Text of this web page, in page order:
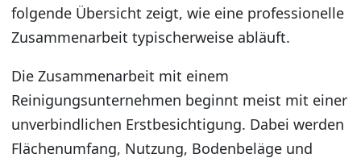
folgende Übersicht zeigt, wie eine professionelle
Zusammenarbeit typischerweise abläuft.
Die Zusammenarbeit mit einem
Reinigungsunternehmen beginnt meist mit einer
unverbindlichen Erstbesichtigung. Dabei werden
Flächenumfang, Nutzung, Bodenbeläge und